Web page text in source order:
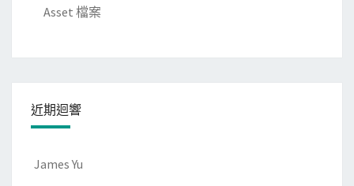
h
Asset 檔案
近期迴響
James Yu